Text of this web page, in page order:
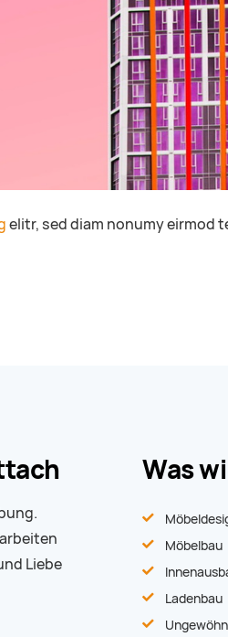
elitr, sed diam nonumy eirmod
Liebe
Was
Möbelbau
Ladenbau